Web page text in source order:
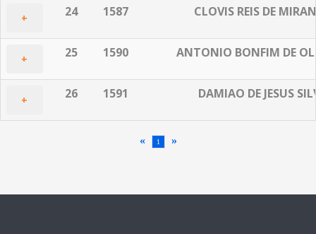
+ 24 1587 CLOVIS REIS DE
+ 25 1590 ANTONIO BONFIM DE
+ 26 1591 DAMIAO DE JESUS
« 1 »